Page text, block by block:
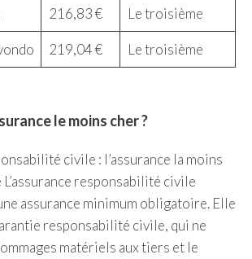
216,83 € Le troisième
219,04 € Le troisième
le moins cher ?
civile : l’assurance la moins
L’assurance responsabilité civile
assurance minimum obligatoire. Elle
responsabilité civile, qui ne
matériels aux tiers et le